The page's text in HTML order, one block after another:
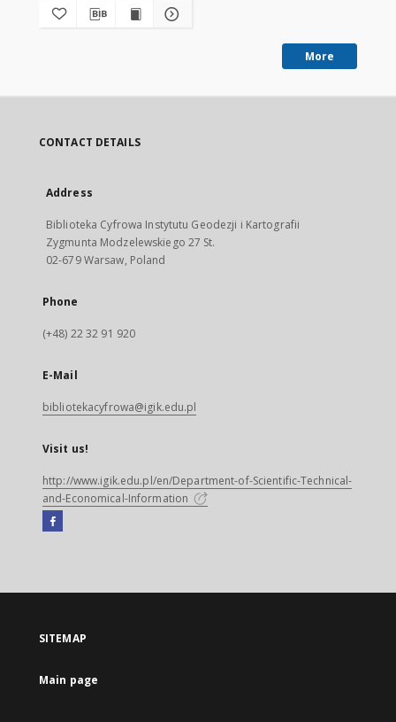
More
CONTACT DETAILS
Address
Biblioteka Cyfrowa Instytutu Geodezji i Kartografii
Zygmunta Modzelewskiego 27 St.
02-679 Warsaw, Poland
Phone
(+48) 22 32 91 920
E-Mail
bibliotekacyfrowa@igik.edu.pl
Visit us!
http://www.igik.edu.pl/en/Department-of-Scientific-Technical-
and-Economical-Information
Facebook
open
new
SITEMAP
Main page